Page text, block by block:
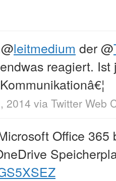
@leitmedium der@
reagiert.
2014 via Twitter Web
Office 365